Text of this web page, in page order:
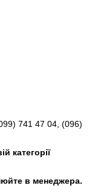
741 47 04, (096)
категорії
в менеджера.